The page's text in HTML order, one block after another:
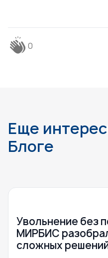
0
Еще
Блоге
Увольнение без
МИРБИС
сложных